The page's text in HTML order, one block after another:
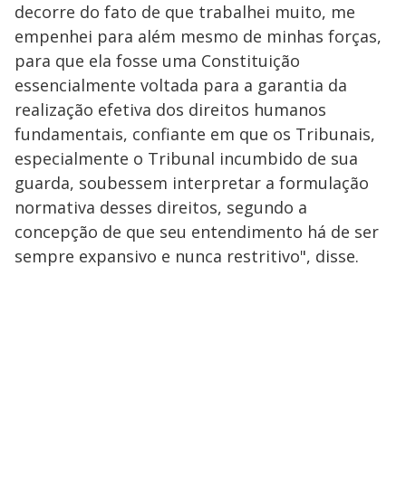
decorre do fato de que trabalhei muito, me
empenhei para além mesmo de minhas forças,
para que ela fosse uma Constituição
essencialmente voltada para a garantia da
realização efetiva dos direitos humanos
fundamentais, confiante em que os Tribunais,
especialmente o Tribunal incumbido de sua
guarda, soubessem interpretar a formulação
normativa desses direitos, segundo a
concepção de que seu entendimento há de ser
sempre expansivo e nunca restritivo", disse.